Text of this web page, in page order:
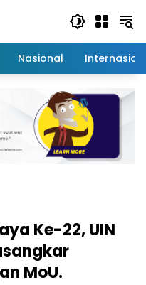
Nasional
Ke-22, UIN
MoU.